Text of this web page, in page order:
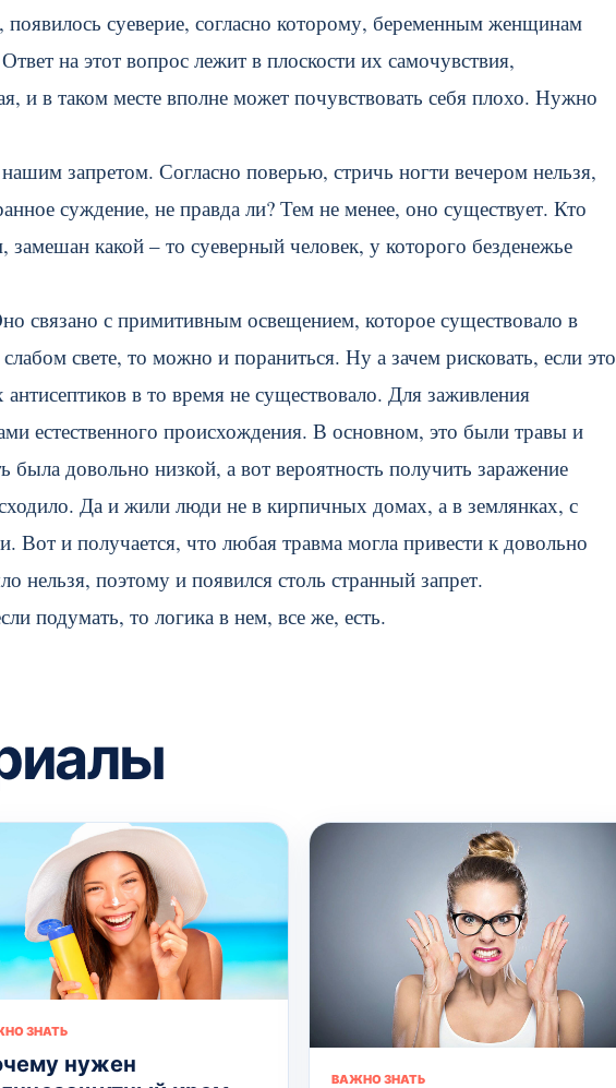
суеверие, согласно которому, беременным женщинам
на этот вопрос лежит в плоскости их самочувствия,
и в таком месте вполне может почувствовать себя плохо. Нужно
запретом. Согласно поверью, стричь ногти вечером нельзя,
суждение, не правда ли? Тем не менее, оно существует. Кто
какой – то суеверный человек, у которого безденежье
связано с примитивным освещением, которое существовало в
свете, то можно и пораниться. Ну а зачем рисковать, если это
в то время не существовало. Для заживления
естественного происхождения. В основном, это были травы и
довольно низкой, а вот вероятность получить заражение
Да и жили люди не в кирпичных домах, а в землянках, с
и получается, что любая травма могла привести к довольно
нельзя, поэтому и появился столь странный запрет.
подумать, то логика в нем, все же, есть.
ЗНАТЬ
нужен
ВАЖНО ЗНАТЬ